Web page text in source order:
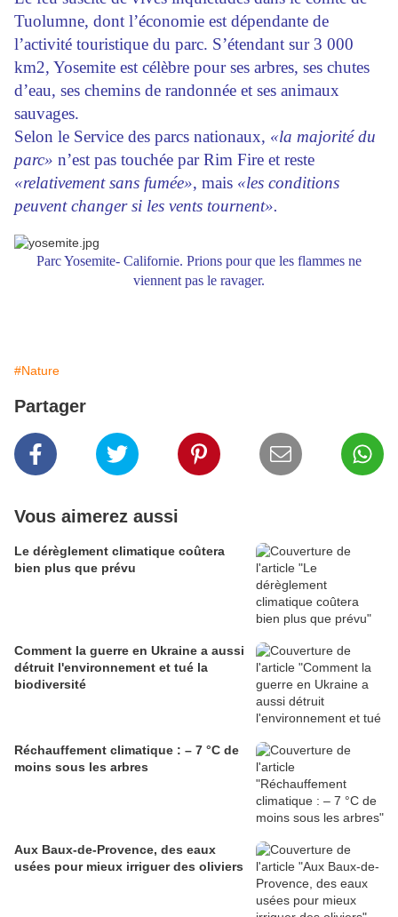
Tuolumne, dont l’économie est dépendante de
l’activité touristique du parc. S’étendant sur 3 000
km2, Yosemite est célèbre pour ses arbres, ses chutes
d’eau, ses chemins de randonnée et ses animaux
sauvages.
Selon le Service des parcs nationaux, «la majorité du
parc» n’est pas touchée par Rim Fire et reste
«relativement sans fumée», mais «les conditions
peuvent changer si les vents tournent».
Parc Yosemite- Californie. Prions pour que les flammes ne
viennent pas le ravager.
#Nature
Partager
Vous aimerez aussi
Le dérèglement climatique coûtera
bien plus que prévu
Comment la guerre en Ukraine a aussi
détruit l'environnement et tué la
biodiversité
Réchauffement climatique : – 7 °C de
moins sous les arbres
Aux Baux-de-Provence, des eaux
usées pour mieux irriguer des oliviers